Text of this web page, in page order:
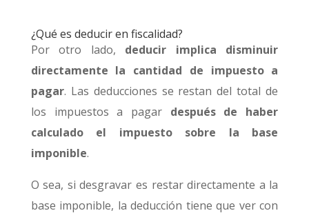
¿Qué es deducir en fiscalidad?
Por otro lado, deducir implica disminuir
directamente la cantidad de impuesto a
pagar. Las deducciones se restan del total de
los impuestos a pagar después de haber
calculado el impuesto sobre la base
imponible.
O sea, si desgravar es restar directamente a la
base imponible, la deducción tiene que ver con